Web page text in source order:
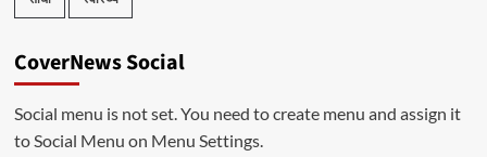
CoverNews Social
Social menu is not set. You need to create menu and assign it
to Social Menu on Menu Settings.